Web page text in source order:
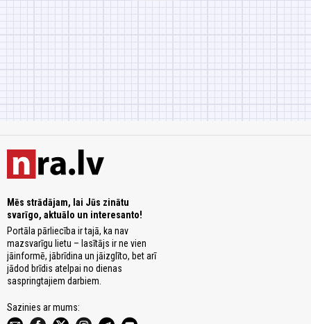
Mēs strādājam, lai Jūs zinātu
svarīgo, aktuālo un interesanto!
Portāla pārliecība ir tajā, ka nav
mazsvarīgu lietu – lasītājs ir ne vien
jāinformē, jābrīdina un jāizglīto, bet arī
jādod brīdis atelpai no dienas
saspringtajiem darbiem.
Sazinies ar mums: